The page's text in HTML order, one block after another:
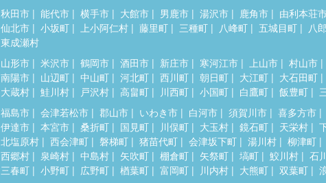
秋田市 能代市 横手市 大館市 男鹿市 湯沢市 鹿角市
由利本荘
仙北市
小坂町 上小阿仁村 藤里町 三種町 八峰町 五城目町
八
東成瀬村
山形市 米沢市 鶴岡市 酒田市 新庄市 寒河江市 上山市
村山市
南陽市
山辺町 中山町 河北町 西川町 朝日町 大江町
大石田町
大蔵村
鮭川村 戸沢村 高畠町 川西町 小国町 白鷹町 飯豊町
福島市 会津若松市 郡山市 いわき市 白河市 須賀川市
喜多方市
伊達市
本宮市 桑折町 国見町 川俣町 大玉村 鏡石町 天栄村
北塩原村
西会津町 磐梯町 猪苗代町 会津坂下町 湯川村
柳津町
西郷村
泉崎村 中島村 矢吹町 棚倉町 矢祭町 塙町 鮫川村
石
三春町
小野町 広野町 楢葉町 富岡町 川内村 大熊町 双葉町